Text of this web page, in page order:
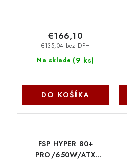
Na sklade (9 ks)
€135,04 bez DPH
€166,10
DO KOŠÍKA
FSP HYPER 80+
PRO/650W/ATX